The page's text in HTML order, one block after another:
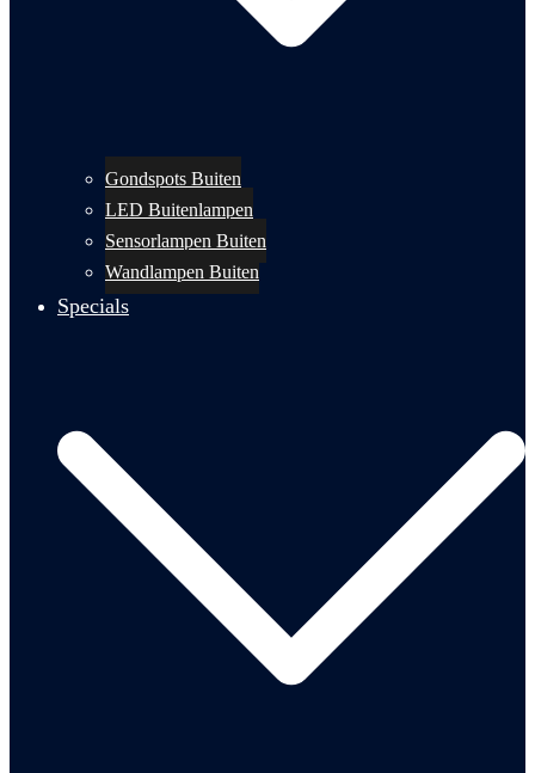
Gondspots Buiten
LED Buitenlampen
Sensorlampen Buiten
Wandlampen Buiten
Specials